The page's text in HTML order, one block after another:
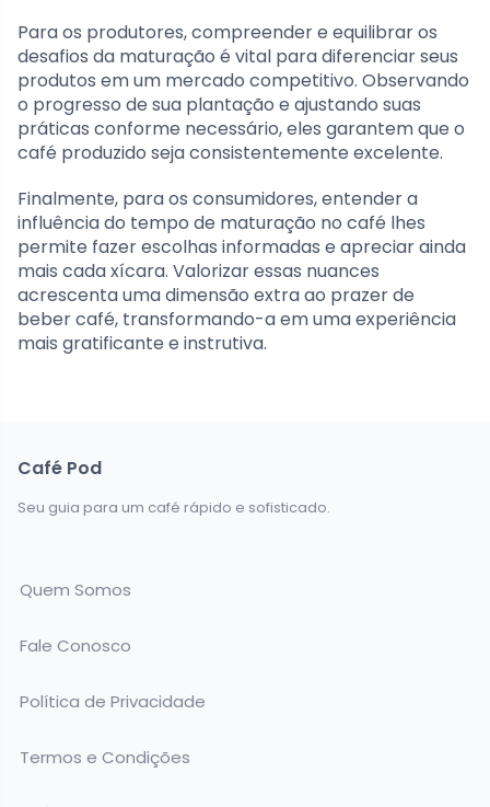
Para os produtores, compreender e equilibrar os
desafios da maturação é vital para diferenciar seus
produtos em um mercado competitivo. Observando
o progresso de sua plantação e ajustando suas
práticas conforme necessário, eles garantem que o
café produzido seja consistentemente excelente.
Finalmente, para os consumidores, entender a
influência do tempo de maturação no café lhes
permite fazer escolhas informadas e apreciar ainda
mais cada xícara. Valorizar essas nuances
acrescenta uma dimensão extra ao prazer de
beber café, transformando-a em uma experiência
mais gratificante e instrutiva.
Café Pod
Seu guia para um café rápido e sofisticado.
Quem Somos
Fale Conosco
Política de Privacidade
Termos e Condições